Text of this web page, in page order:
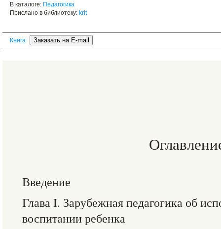
В каталоге: Педагогика
Прислано в библиотеку: krit
Книга
Введение
Глава I. Зарубежная педагогика об
воспитании ребенка